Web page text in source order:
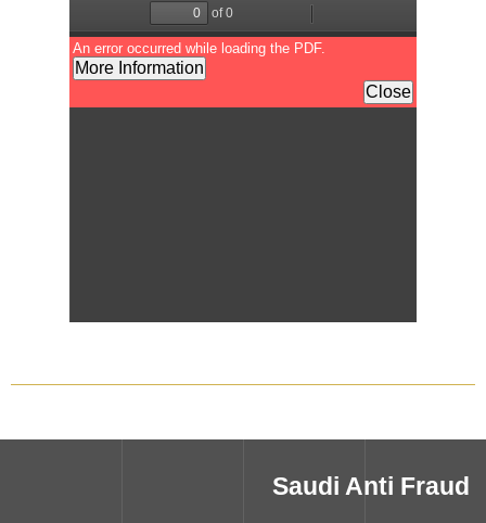
Saudi Anti Fraud